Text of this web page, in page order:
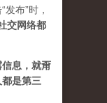
布”时，
交网络都
息，就甭
是第三